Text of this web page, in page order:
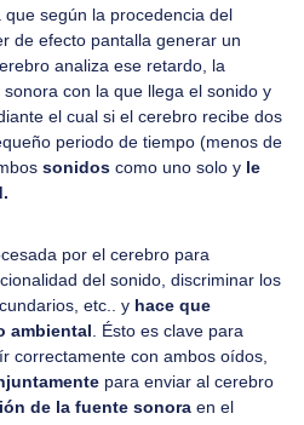
según la procedencia del
de efecto pantalla generar un
analiza ese retardo, la
con la que llega el sonido y
el cual si el cerebro recibe dos
periodo de tiempo (menos de
sonidos como uno solo y le
por el cerebro para
del sonido, discriminar los
etc.. y hace que
ambiental . Ésto es clave para
correctamente con ambos oídos,
para enviar al cerebro
de la fuente sonora en el